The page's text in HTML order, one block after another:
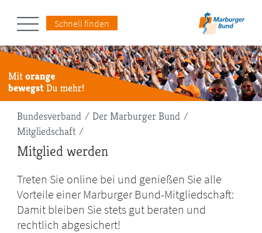
Schnell finden
Pfadnavigation
Bundesverband
Der Marburger Bund
Mitgliedschaft
Mitglied werden
Treten Sie online bei und genießen Sie alle
Vorteile einer Marburger Bund-Mitgliedschaft:
Damit bleiben Sie stets gut beraten und
rechtlich abgesichert!